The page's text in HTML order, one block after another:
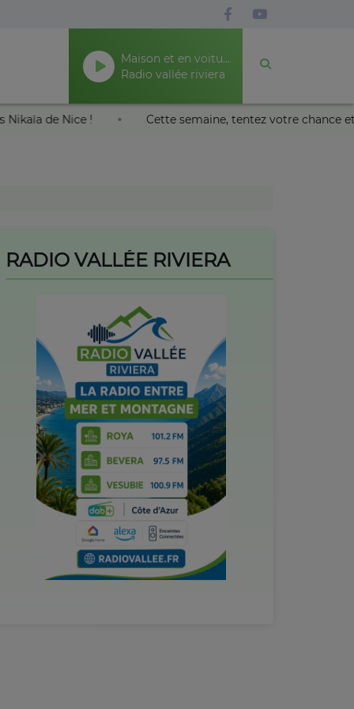
Maison et en voiture
Radio vallée riviera
au Palais Nikaïa de Nice ! Cette semaine, tentez
RADIO VALLÉE RIVIERA